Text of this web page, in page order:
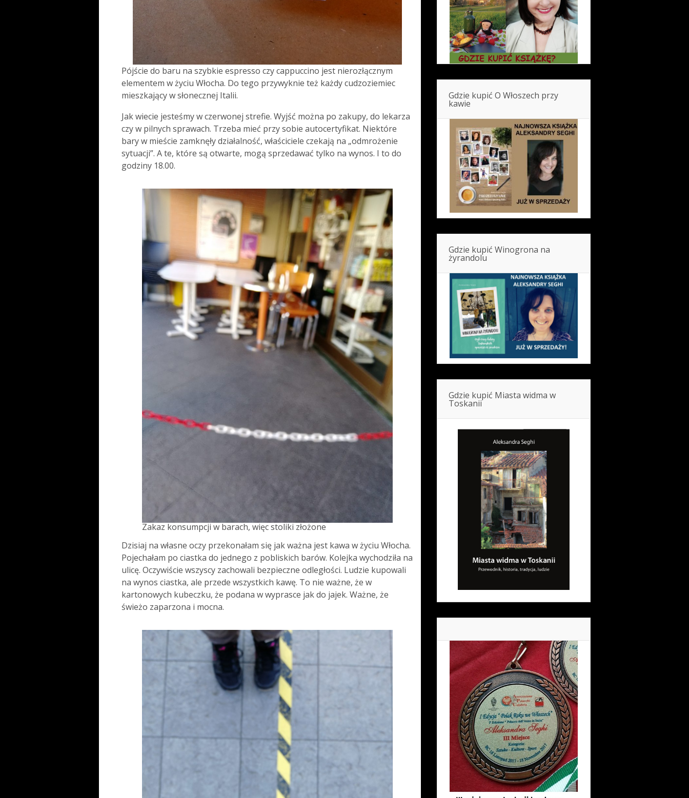
Pójście do baru na szybkie espresso czy cappuccino jest nierozłącznym
elementem w życiu Włocha. Do tego przywyknie też każdy cudzoziemiec
mieszkający w słonecznej Italii.
Jak wiecie jesteśmy w czerwonej strefie. Wyjść można po zakupy, do lekarza
czy w pilnych sprawach. Trzeba mieć przy sobie autocertyfikat. Niektóre
bary w mieście zamknęły działalność, właściciele czekają na „odmrożenie
sytuacji”. A te, które są otwarte, mogą sprzedawać tylko na wynos. I to do
godziny 18.00.
Zakaz konsumpcji w barach, więc stoliki złożone
Dzisiaj na własne oczy przekonałam się jak ważna jest kawa w życiu Włocha.
Pojechałam po ciastka do jednego z pobliskich barów. Kolejka wychodziła na
ulicę. Oczywiście wszyscy zachowali bezpieczne odległości. Ludzie kupowali
na wynos ciastka, ale przede wszystkich kawę. To nie ważne, że w
kartonowych kubeczku, że podana w wyprasce jak do jajek. Ważne, że
świeżo zaparzona i mocna.
Gdzie kupić O Włoszech przy
kawie
Gdzie kupić Winogrona na
żyrandolu
Gdzie kupić Miasta widma w
Toskanii